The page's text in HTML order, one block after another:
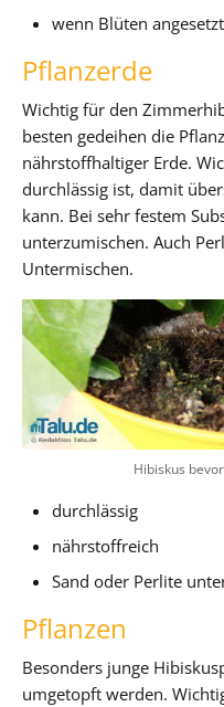
wenn Blüten
Pflanzerde
Wichtig für den
besten gedeihen die
nährstoffhaltiger Erde.
durchlässig ist, damit
kann. Bei sehr festem
unterzumischen. Auch
Untermischen.
Hibiskus
durchlässig
nährstoffreich
Sand oder Perlite
Pflanzen
Besonders junge
umgetopft werden.